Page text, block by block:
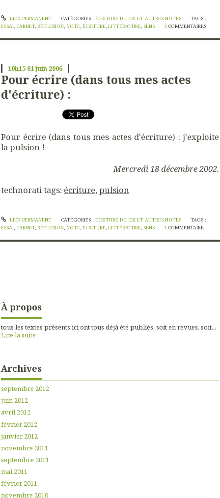
LIEN PERMANENT CATÉGORIES : ÉCRITURE DU CRI ET AUTRES NOTES
TAGS :
ESSAI, CARNET, RÉFLEXION, NOTE, ÉCRITURE, LITTÉRATURE, SENS 3 COMMENTAIRES
10h15 01juin 2006
Pour écrire (dans tous mes actes
d'écriture) :
Pour écrire (dans tous mes actes d'écriture) : j'exploite
la pulsion !
Mercredi 18 décembre 2002.
technorati tags: écriture,pulsion
LIEN PERMANENT CATÉGORIES : ÉCRITURE DU CRI ET AUTRES NOTES
TAGS :
ESSAI, CARNET, RÉFLEXION, NOTE, ÉCRITURE, LITTÉRATURE, SENS 1 COMMENTAIRE
À propos
tous les textes présents ici ont tous déjà été publiés, soit en revues, soit...
Lire la suite
Archives
septembre 2012
juin 2012
avril 2012
février 2012
janvier 2012
novembre 2011
septembre 2011
mai 2011
février 2011
novembre 2010